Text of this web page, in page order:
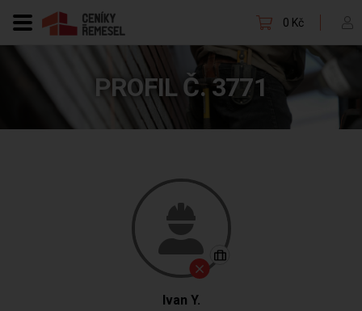
0 Kč
PROFIL Č. 3771
Ivan Y.